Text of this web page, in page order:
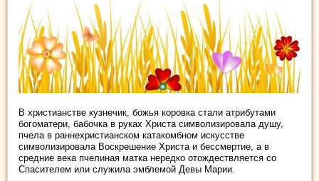
В христианстве кузнечик, божья коровка стали атрибутами
богоматери, бабочка в руках Христа символизировала душу,
пчела в раннехристианском катакомбном искусстве
символизировала Воскрешение Христа и бессмертие, а в
средние века пчелиная матка нередко отождествляется со
Спасителем или служила эмблемой Девы Марии.